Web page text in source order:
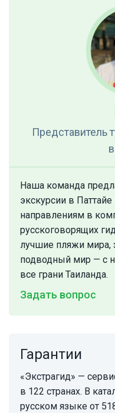
Представитель
Наша команда
экскурсии в
направлениям в
русскоговорящих
лучшие пляжи мира,
подводный мир — с
все грани Таиланда.
Задать вопрос
Гарантии
«Экстрагид» —
в 122 странах. В
русском языке от